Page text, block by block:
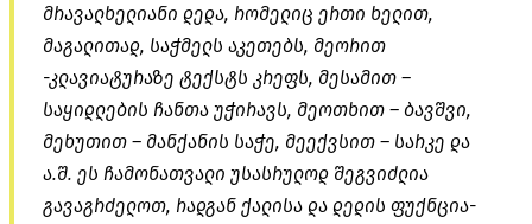
მრავალხელიანი დედა, რომელიც ერთი ხელით,
მაგალითად, საჭმელს აკეთებს, მეორით
-კლავიატურაზე ტექსტს კრეფს, მესამით –
საყიდლების ჩანთა უჭირავს, მეოთხით – ბავშვი,
მეხუთით – მანქანის საჭე, მეექვსით – სარკე და
ა.შ. ეს ჩამონათვალი უსასრულოდ შეგვიძლია
გავაგრძელოთ, რადგან ქალისა და დედის ფუქნცია-